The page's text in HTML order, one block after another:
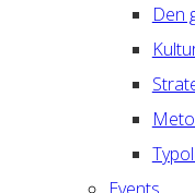
Den
Events